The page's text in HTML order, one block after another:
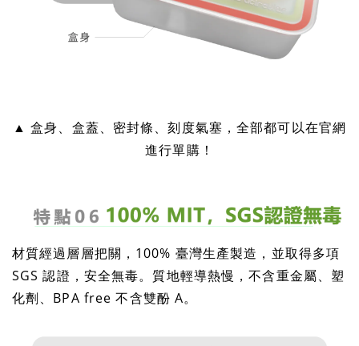
▲ 盒身、盒蓋、密封條、刻度氣塞，全部都可以在官網
進行單購！
材質經過層層把關，100% 臺灣生產製造，並取得多項
SGS 認證，安全無毒。質地輕導熱慢，不含重金屬、塑
化劑、BPA free 不含雙酚 A。